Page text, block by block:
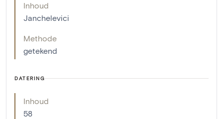
Inhoud
Janchelevici
Methode
getekend
DATERING
Inhoud
58